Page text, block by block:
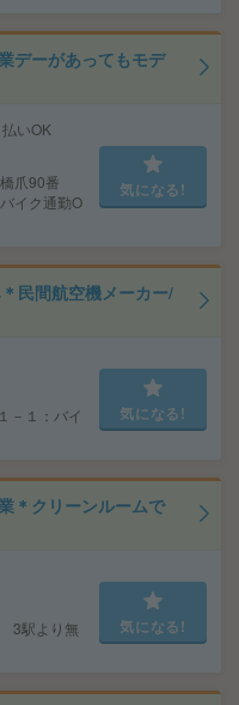
デーがあってもモデ
いOK
爪90番
イク通勤O
気になる!
民間航空機メーカー/
－１：バイ
気になる!
＊クリーンルームで
3駅より無
気になる!